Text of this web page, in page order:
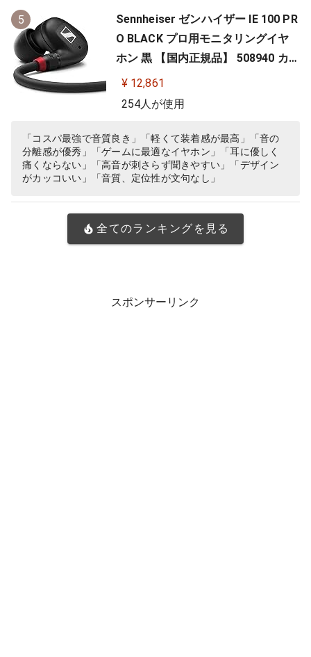
5
Sennheiser ゼンハイザー IE 100 PR
O BLACK プロ用モニタリングイヤ
ホン 黒 【国内正規品】 508940 カナ
ル型 有線イヤホン
¥ 12,861
254人が使用
「コスパ最強で音質良き」「軽くて装着感が最高」「音の
分離感が優秀」「ゲームに最適なイヤホン」「耳に優しく
痛くならない」「高音が刺さらず聞きやすい」「デザイン
がカッコいい」「音質、定位性が文句なし」
全てのランキングを見る
スポンサーリンク